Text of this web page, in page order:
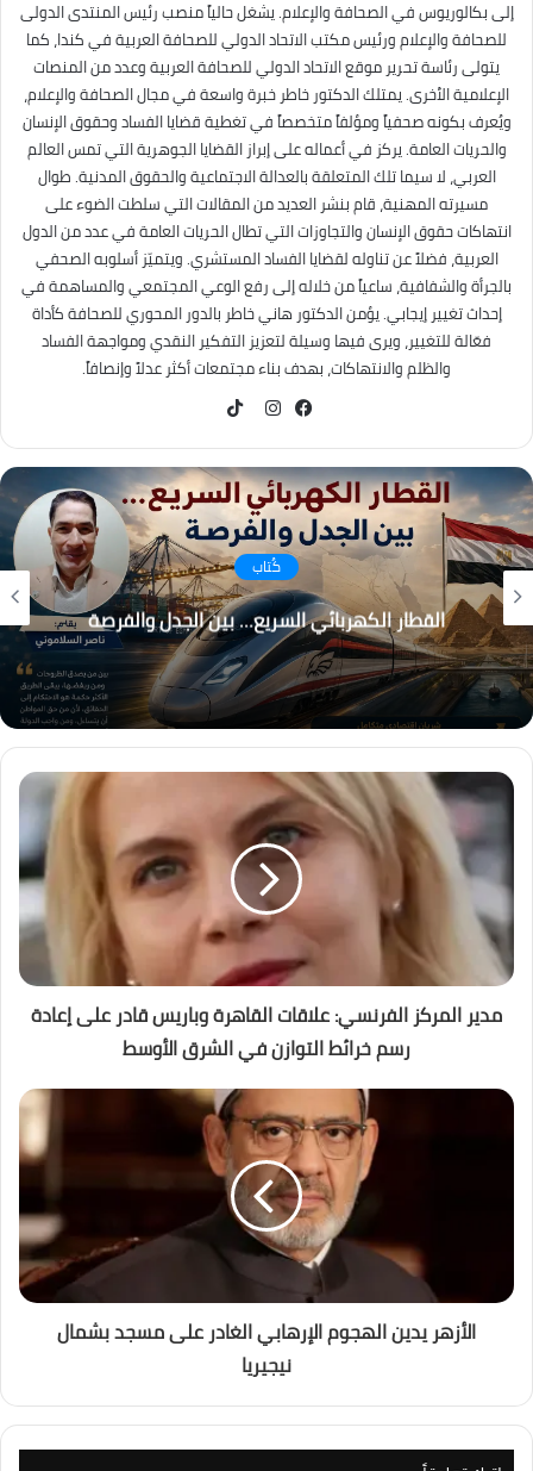
إلى بكالوريوس في الصحافة والإعلام. يشغل حالياً منصب رئيس المنتدى الدولى
للصحافة والإعلام ورئيس مكتب الاتحاد الدولي للصحافة العربية في كندا، كما
يتولى رئاسة تحرير موقع الاتحاد الدولي للصحافة العربية وعدد من المنصات
الإعلامية الأخرى. يمتلك الدكتور خاطر خبرة واسعة في مجال الصحافة والإعلام،
ويُعرف بكونه صحفياً ومؤلفاً متخصصاً في تغطية قضايا الفساد وحقوق الإنسان
والحريات العامة. يركز في أعماله على إبراز القضايا الجوهرية التي تمس العالم
العربي، لا سيما تلك المتعلقة بالعدالة الاجتماعية والحقوق المدنية. طوال
مسيرته المهنية، قام بنشر العديد من المقالات التي سلطت الضوء على
انتهاكات حقوق الإنسان والتجاوزات التي تطال الحريات العامة في عدد من الدول
العربية، فضلاً عن تناوله لقضايا الفساد المستشري. ويتميّز أسلوبه الصحفي
بالجرأة والشفافية، ساعياً من خلاله إلى رفع الوعي المجتمعي والمساهمة في
إحداث تغيير إيجابي. يؤمن الدكتور هاني خاطر بالدور المحوري للصحافة كأداة
فعّالة للتغيير، ويرى فيها وسيلة لتعزيز التفكير النقدي ومواجهة الفساد
والظلم والانتهاكات، بهدف بناء مجتمعات أكثر عدلاً وإنصافاً.
كُتاب
التغير المناخي… من التحذير إلى الاحتراق ، هل أصبح
العالم يعيش عصر الكوارث المناخية؟
مدير المركز الفرنسي: علاقات القاهرة وباريس قادر على إعادة
رسم خرائط التوازن في الشرق الأوسط
الأزهر يدين الهجوم الإرهابي الغادر على مسجد بشمال
نيجيريا